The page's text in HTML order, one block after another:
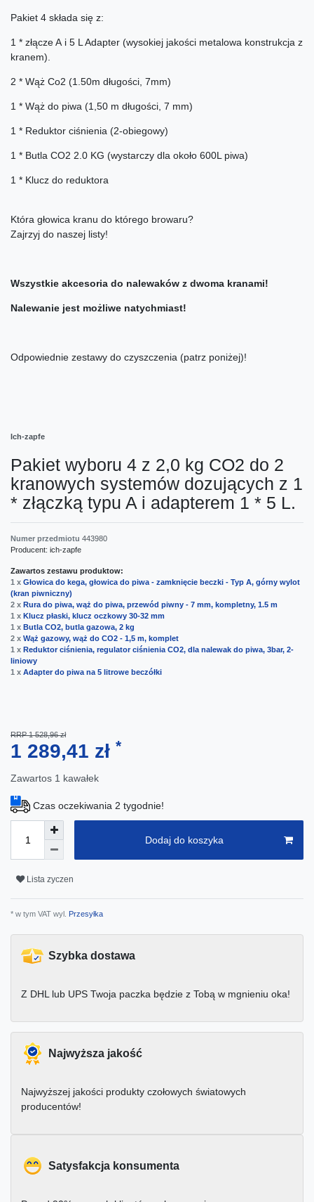
Pakiet 4 składa się z:
1 * złącze A i 5 L Adapter (wysokiej jakości metalowa konstrukcja z
kranem).
2 * Wąż Co2 (1.50m długości, 7mm)
1 * Wąż do piwa (1,50 m długości, 7 mm)
1 * Reduktor ciśnienia (2-obiegowy)
1 * Butla CO2 2.0 KG (wystarczy dla około 600L piwa)
1 * Klucz do reduktora
Która głowica kranu do którego browaru?
Zajrzyj do naszej listy!
Wszystkie akcesoria do nalewaków z dwoma kranami!
Nalewanie jest możliwe natychmiast!
Odpowiednie zestawy do czyszczenia (patrz poniżej)!
Ich-zapfe
Pakiet wyboru 4 z 2,0 kg CO2 do 2
kranowych systemów dozujących z 1
* złączką typu A i adapterem 1 * 5 L.
Numer przedmiotu 443980
Producent: ich-zapfe
Zawartos zestawu produktow:
1 x Głowica do kega, głowica do piwa - zamknięcie beczki - Typ A, górny wylot
(kran piwniczny)
2 x Rura do piwa, wąż do piwa, przewód piwny - 7 mm, kompletny, 1.5 m
1 x Klucz płaski, klucz oczkowy 30-32 mm
1 x Butla CO2, butla gazowa, 2 kg
2 x Wąż gazowy, wąż do CO2 - 1,5 m, komplet
1 x Reduktor ciśnienia, regulator ciśnienia CO2, dla nalewak do piwa, 3bar, 2-
liniowy
1 x Adapter do piwa na 5 litrowe beczółki
RRP 1 528,96 zł
1 289,41 zł *
Zawartos 1 kawałek
Czas oczekiwania 2 tygodnie!
Dodaj do koszyka
Lista zyczen
* w tym VAT wyl. Przesyłka
Szybka dostawa
Z DHL lub UPS Twoja paczka będzie z Tobą w mgnieniu oka!
Najwyższa jakość
Najwyższej jakości produkty czołowych światowych
producentów!
Satysfakcja konsumenta